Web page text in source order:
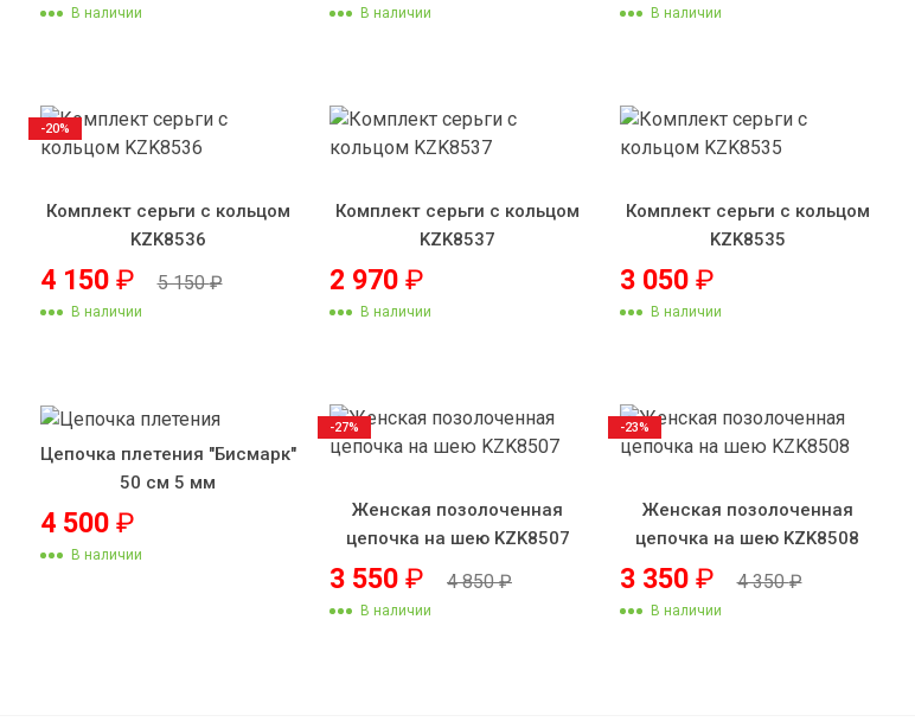
В наличии В наличии В наличии
Комплект серьги с кольцом
KZK8536
4 150 ₽ 5 150₽
В наличии
-20%
Комплект серьги с кольцом
KZK8537
2 970 ₽
В наличии
Комплект серьги с кольцом
KZK8535
3 050 ₽
В наличии
Цепочка плетения "Бисмарк"
50 см 5 мм
4 500 ₽
В наличии
Женская позолоченная
цепочка на шею KZK8507
3 550 ₽ 4 850₽
В наличии
-27%
Женская позолоченная
цепочка на шею KZK8508
3 350 ₽ 4 350₽
В наличии
-23%